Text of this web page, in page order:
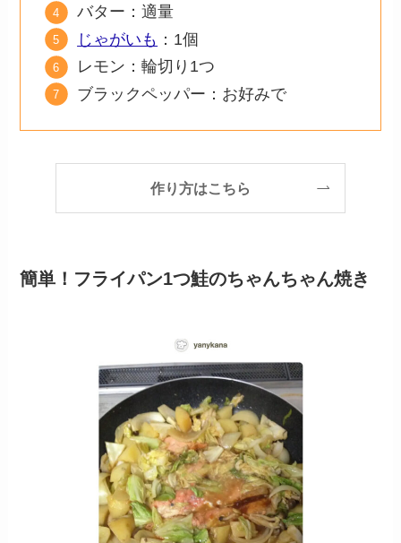
バター：適量
じゃがいも ：1個
レモン：輪切り1つ
ブラックペッパー：お好みで
作り方はこちら
簡単！フライパン1つ鮭のちゃんちゃん焼き